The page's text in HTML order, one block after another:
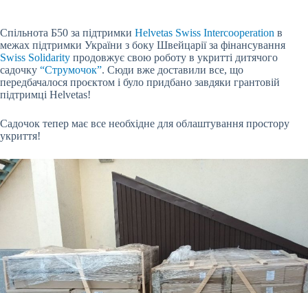
Спільнота Б50 за підтримки Helvetas Swiss Intercooperation в
межах підтримки України з боку Швейцарії за фінансування
Swiss Solidarity продовжує свою роботу в укритті дитячого
садочку “Струмочок”. Сюди вже доставили все, що
передбачалося проєктом і було придбано завдяки грантовій
підтримці Helvetas!
Садочок тепер має все необхідне для облаштування простору
укриття!